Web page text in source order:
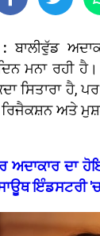
:ਬਾਲੀਵੁੱਡ
ਮਨਾ ਰਹੀ
ਸਿਤਾਰਾ ਹੈ,
ਅਤੇ
ਅਦਾਕਾਰ ਦਾ
ਇੰਡਸਟਰੀ